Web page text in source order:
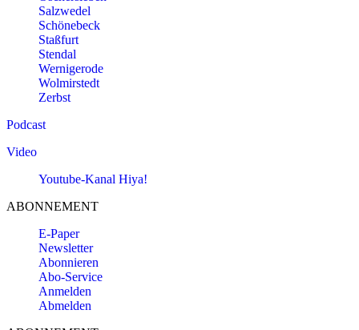
Salzwedel
Schönebeck
Staßfurt
Stendal
Wernigerode
Wolmirstedt
Zerbst
Podcast
Video
Youtube-Kanal Hiya!
ABONNEMENT
E-Paper
Newsletter
Abonnieren
Abo-Service
Anmelden
Abmelden